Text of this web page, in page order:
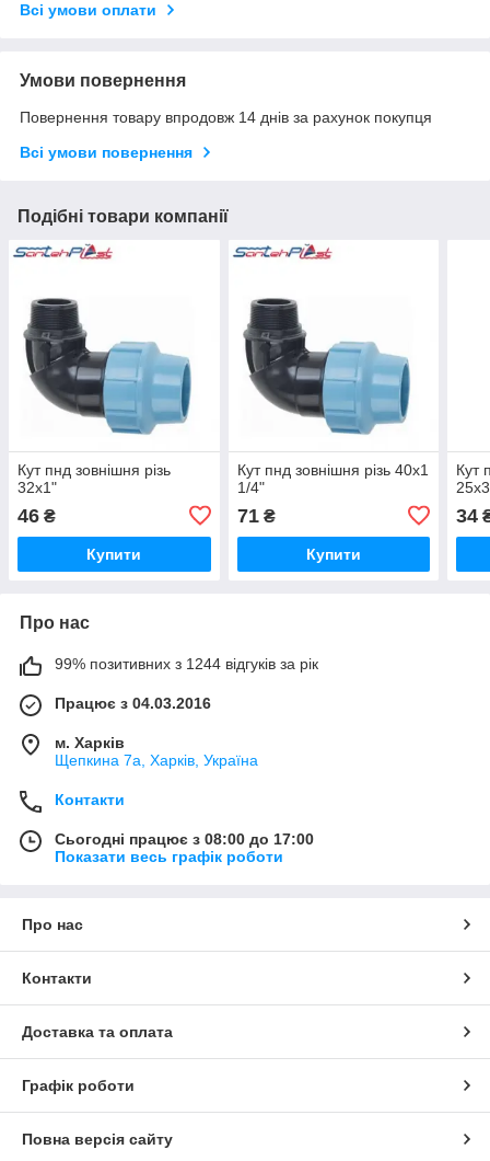
Всі умови оплати
Умови повернення
Повернення товару впродовж 14 днів за рахунок покупця
Всі умови повернення
Подібні товари компанії
Кут пнд зовнішня різь
32х1"
46 ₴
Купити
Кут пнд зовнішня різь 40х1
1/4"
71₴
Купити
Кут
34
Про нас
99% позитивних з 1244 відгуків за рік
Працює з 04.03.2016
м. Харків
Щепкина 7а, Харків, Україна
Контакти
Сьогодні працює з 08:00 до 17:00
Показати весь графік роботи
Про нас
Контакти
Доставка та оплата
Графік роботи
Повна версія сайту